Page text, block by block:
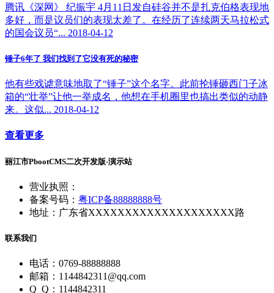
腾讯《深网》 纪振宇 4月11日发自硅谷并不是扎克伯格表现地
多好，而是议员们的表现太差了。在经历了连续两天马拉松式
的国会议员“... 2018-04-12
锤子6年了 我们找到了它没有死的秘密
他有些戏谑意味地取了“锤子”这个名字。此前抡锤砸西门子冰
箱的“壮举”让他一举成名，他想在手机圈里也搞出类似的动静
来。这似... 2018-04-12
查看更多
丽江市PbootCMS二次开发版-演示站
营业执照：
备案号码： 粤ICP备88888888号
地址：广东省XXXXXXXXXXXXXXXXXXXX路
联系我们
电话：0769-88888888
邮箱：1144842311@qq.com
Q Q：1144842311